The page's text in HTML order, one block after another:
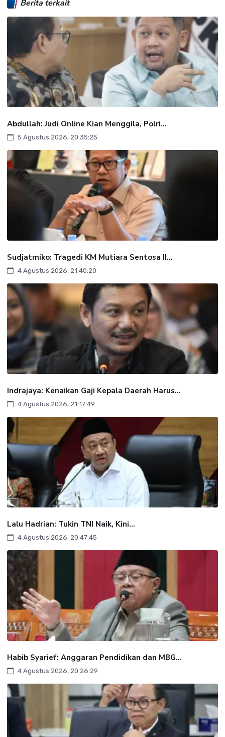
Berita terkait
Abdullah: Judi Online Kian Menggila, Polri...
5 Agustus 2026, 20:35:25
Sudjatmiko: Tragedi KM Mutiara Sentosa II...
4 Agustus 2026, 21:40:20
Indrajaya: Kenaikan Gaji Kepala Daerah Harus...
4 Agustus 2026, 21:17:49
Lalu Hadrian: Tukin TNI Naik, Kini...
4 Agustus 2026, 20:47:45
Habib Syarief: Anggaran Pendidikan dan MBG...
4 Agustus 2026, 20:26:29